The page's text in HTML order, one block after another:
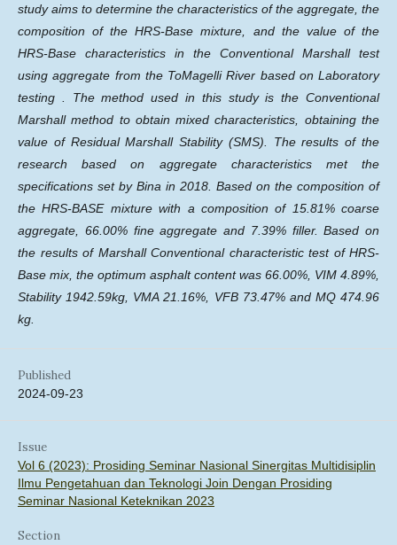
study aims to determine the characteristics of the aggregate, the
composition of the HRS-Base mixture, and the value of the
HRS-Base characteristics in the Conventional Marshall test
using aggregate from the ToMagelli River based on Laboratory
testing . The method used in this study is the Conventional
Marshall method to obtain mixed characteristics, obtaining the
value of Residual Marshall Stability (SMS). The results of the
research based on aggregate characteristics met the
specifications set by Bina in 2018. Based on the composition of
the HRS-BASE mixture with a composition of 15.81% coarse
aggregate, 66.00% fine aggregate and 7.39% filler. Based on
the results of Marshall Conventional characteristic test of HRS-
Base mix, the optimum asphalt content was 66.00%, VIM 4.89%,
Stability 1942.59kg, VMA 21.16%, VFB 73.47% and MQ 474.96
kg.
Published
2024-09-23
Issue
Vol 6 (2023): Prosiding Seminar Nasional Sinergitas Multidisiplin
Ilmu Pengetahuan dan Teknologi Join Dengan Prosiding
Seminar Nasional Keteknikan 2023
Section